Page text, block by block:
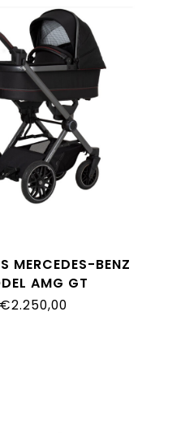
MERCEDES-BENZ
AMG GT
€2.250,00